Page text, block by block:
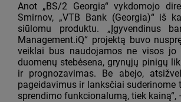
Anot „BS/2 Georgia“ vykdomojo
Smirnov, „VTB Bank (Georgia)“ iš
siūlomu produktu. „Įgyvendinus
Management.iQ“ projektą buvo
veiklai bus naudojamos ne visos
duomenų stebėsena, grynųjų pinigų
ir prognozavimas. Be abejo,
pageidavimus ir lanksčiai suderinome
sprendimo funkcionalumą, tiek kainą“,